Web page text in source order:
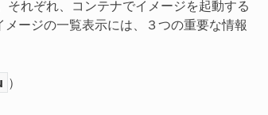
それぞれ、コンテナでイメージを起動する
ージの一覧表示には、３つの重要な情報
）